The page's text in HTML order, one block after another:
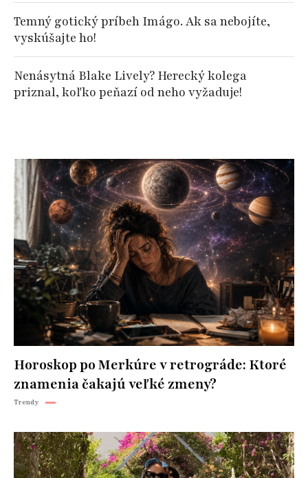
Temný gotický príbeh Imágo. Ak sa nebojíte,
vyskúšajte ho!
Nenásytná Blake Lively? Herecký kolega
priznal, koľko peňazí od neho vyžaduje!
Horoskop po Merkúre v retrográde: Ktoré
znamenia čakajú veľké zmeny?
Trendy